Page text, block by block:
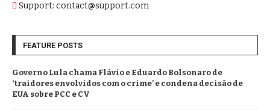
Support: contact@support.com
FEATURE POSTS
Governo Lula chama Flávio e Eduardo Bolsonaro de
‘traidores envolvidos com o crime’ e condena decisão de
EUA sobre PCC e CV